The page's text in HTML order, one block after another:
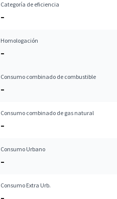
Categoría de eficiencia
–
Homologación
–
Consumo combinado de combustible
–
Consumo combinado de gas natural
–
Consumo Urbano
–
Consumo Extra Urb.